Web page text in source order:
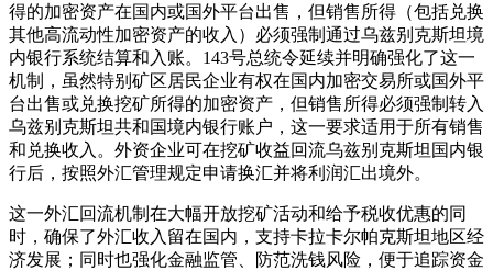
得的加密资产在国内或国外平台出售，但销售所得（包括兑换
其他高流动性加密资产的收入）必须强制通过乌兹别克斯坦境
内银行系统结算和入账。143号总统令延续并明确强化了这一
机制，虽然特别矿区居民企业有权在国内加密交易所或国外平
台出售或兑换挖矿所得的加密资产，但销售所得必须强制转入
乌兹别克斯坦共和国境内银行账户，这一要求适用于所有销售
和兑换收入。外资企业可在挖矿收益回流乌兹别克斯坦国内银
行后，按照外汇管理规定申请换汇并将利润汇出境外。
这一外汇回流机制在大幅开放挖矿活动和给予税收优惠的同
时，确保了外汇收入留在国内，支持卡拉卡尔帕克斯坦地区经
济发展；同时也强化金融监管、防范洗钱风险，便于追踪资金